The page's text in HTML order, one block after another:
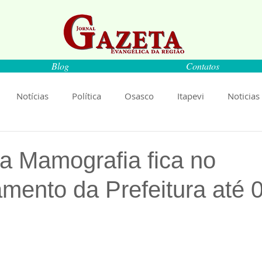
Blog Contatos
Notícias Política Osasco Itapevi Noticias
Ciência Saúde Educação Livro
Mamografia fica no
da Prefeitura até
5 estrelas.